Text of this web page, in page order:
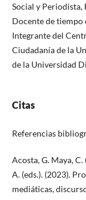
Social y
Docente de tiempo
Integrante del
Ciudadanía de la
de la Universidad
Citas
Referencias
Acosta, G. Maya,
A. (eds.). (2023).
mediáticas,